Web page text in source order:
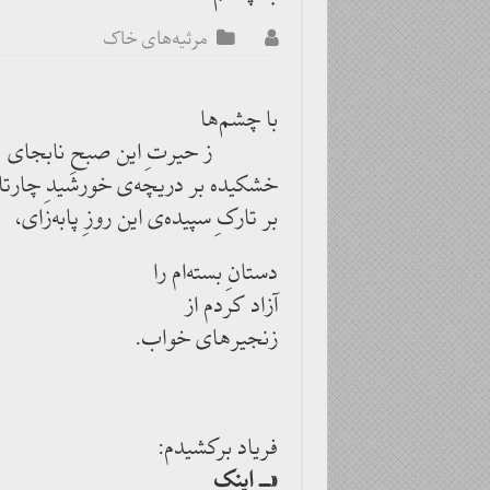
مرثیه‌های خاک
با چشم‌ها
ز حیرتِ این صبحِ نابجای
خشکیده بر دریچه‌ی خورشیدِ
بر تارکِ سپیده‌ی این روزِ پابه‌زای،
دستانِ بسته‌ام را
آزاد کردم از
زنجیرهای خواب.
فریاد برکشیدم:
«ــ اینک